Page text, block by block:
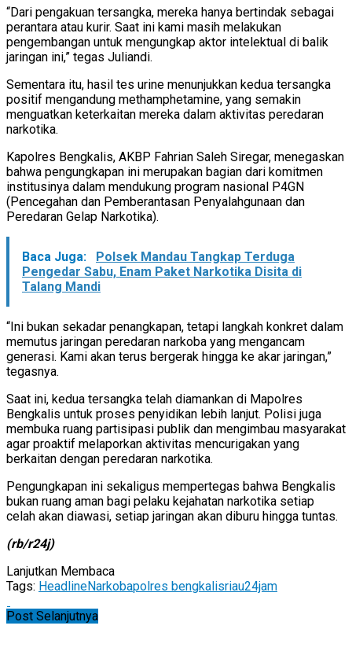
“Dari pengakuan tersangka, mereka hanya bertindak sebagai
perantara atau kurir. Saat ini kami masih melakukan
pengembangan untuk mengungkap aktor intelektual di balik
jaringan ini,” tegas Juliandi.
Sementara itu, hasil tes urine menunjukkan kedua tersangka
positif mengandung methamphetamine, yang semakin
menguatkan keterkaitan mereka dalam aktivitas peredaran
narkotika.
Kapolres Bengkalis, AKBP Fahrian Saleh Siregar, menegaskan
bahwa pengungkapan ini merupakan bagian dari komitmen
institusinya dalam mendukung program nasional P4GN
(Pencegahan dan Pemberantasan Penyalahgunaan dan
Peredaran Gelap Narkotika).
Baca Juga:
Polsek Mandau Tangkap Terduga
Pengedar Sabu, Enam Paket Narkotika Disita di
Talang Mandi
“Ini bukan sekadar penangkapan, tetapi langkah konkret dalam
memutus jaringan peredaran narkoba yang mengancam
generasi. Kami akan terus bergerak hingga ke akar jaringan,”
tegasnya.
Saat ini, kedua tersangka telah diamankan di Mapolres
Bengkalis untuk proses penyidikan lebih lanjut. Polisi juga
membuka ruang partisipasi publik dan mengimbau masyarakat
agar proaktif melaporkan aktivitas mencurigakan yang
berkaitan dengan peredaran narkotika.
Pengungkapan ini sekaligus mempertegas bahwa Bengkalis
bukan ruang aman bagi pelaku kejahatan narkotika setiap
celah akan diawasi, setiap jaringan akan diburu hingga tuntas.
(rb/r24j)
Lanjutkan Membaca
Tags: HeadlineNarkobapolres bengkalisriau24jam
Post Selanjutnya